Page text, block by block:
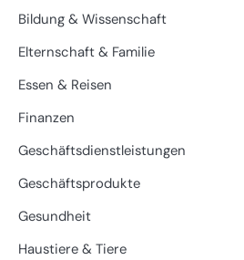
Bildung & Wissenschaft
Elternschaft & Familie
Essen & Reisen
Finanzen
Geschäftsdienstleistungen
Geschäftsprodukte
Gesundheit
Haustiere & Tiere